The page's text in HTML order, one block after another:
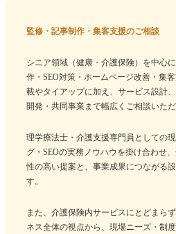
監修・記事制作・集客支援のご相談
シニア領域（健康・介護保険）を中心
作・SEO対策・ホームページ改善・集
載やタイアップに加え、サービス設計
開発・共同事業まで幅広くご相談いただ
理学療法士・介護支援専門員としての
グ・SEOの実務ノウハウを掛け合わせ
性の高い提案と、事業成果につながる
す。
また、介護保険内サービスにとどまら
ネス全体の視点から、現場ニーズ・制